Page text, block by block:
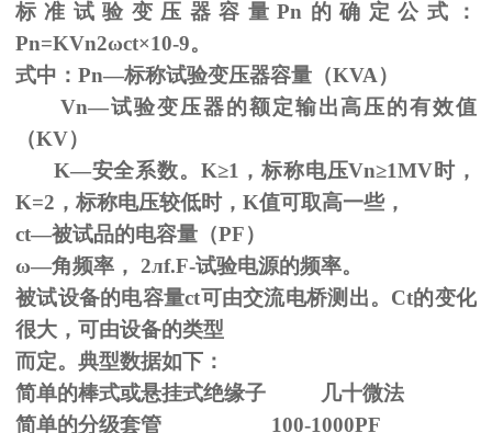
标准试验变压器容量Pn 的确定公式：
Pn=KVn2ωct×10-9。
式中： Pn—标称试验变压器容量（KVA）
Vn—试验变压器的额定输出高压的有效值
（KV）
K—安全系数。 K≥1，标称电压Vn≥1MV时，
K=2，标称电压较低时，K值可取高一些，
ct—被试品的电容量（PF）
ω—角频率， 2лf.F-试验电源的频率。
被试设备的电容量ct可由交流电桥测出。Ct的变化
很大，可由设备的类型
而定。典型数据如下：
简单的棒式或悬挂式绝缘子 几十微法
简单的分级套管 100-1000PF